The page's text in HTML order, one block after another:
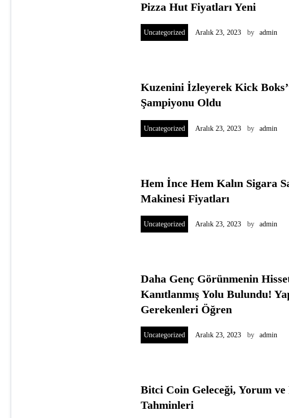
Pizza Hut Fiyatları Yeni
Uncategorized Aralık 23, 2023 by admin
Kuzenini İzleyerek Kick
Şampiyonu Oldu
Uncategorized Aralık 23, 2023 by admin
Hem İnce Hem Kalın Sigara
Makinesi Fiyatları
Uncategorized Aralık 23, 2023 by admin
Daha Genç Görünmenin
Kanıtlanmış Yolu Bulundu!
Gerekenleri Öğren
Uncategorized Aralık 23, 2023 by admin
Bitci Coin Geleceği, Yorum ve
Tahminleri